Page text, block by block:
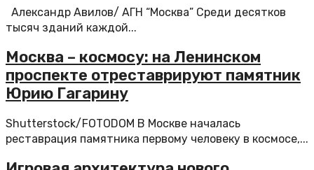
Александр Авилов/ АГН “Москва” Среди десятков
тысяч зданий каждой...
Москва – космосу: на Ленинском
проспекте отреставрируют памятник
Юрию Гагарину
Shutterstock/FOTODOM В Москве началась
реставрация памятника первому человеку в космосе,...